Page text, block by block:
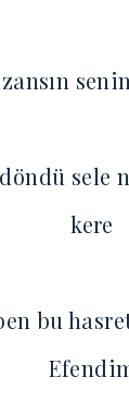
sele
kere
bu